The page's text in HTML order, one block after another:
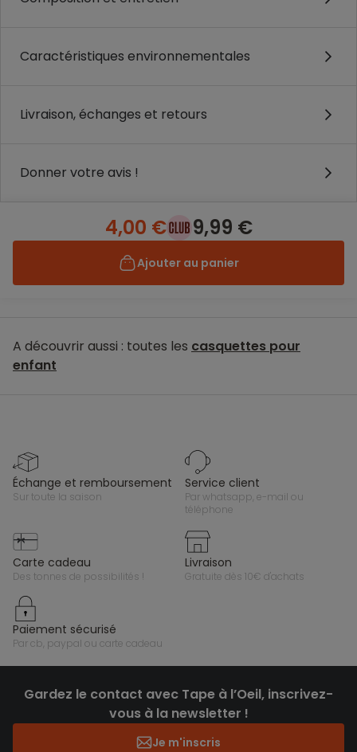
Caractéristiques environnementales
Livraison, échanges et retours
Donner votre avis !
4,00 € 9,99 €
Ajouter au panier
A découvrir aussi : toutes les casquettes pour
enfant
échange et remboursement
sur toute la saison
service client
par whatsapp, e-mail ou
téléphone
carte cadeau
des tonnes de possibilités !
livraison
gratuite dès 10€ d'achats
paiement sécurisé
par cb, paypal ou carte cadeau
Gardez le contact avec Tape à l’Oeil, inscrivez-
vous à la newsletter !
Je m'inscris